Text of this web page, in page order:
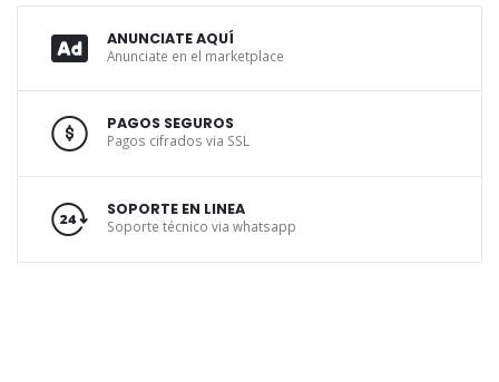
ANUNCIATE AQUÍ
Anunciate en el marketplace
PAGOS SEGUROS
Pagos cifrados via SSL
SOPORTE EN LINEA
Soporte técnico via whatsapp